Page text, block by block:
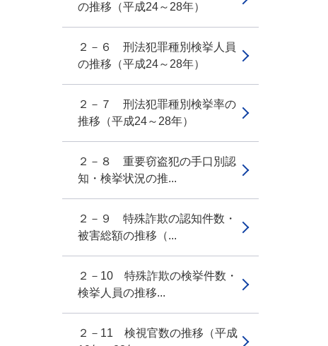
の推移（平成24～28年）
２－６ 刑法犯罪種別検挙人員
の推移（平成24～28年）
２－７ 刑法犯罪種別検挙率の
推移（平成24～28年）
２－８ 重要窃盗犯の手口別認
知・検挙状況の推...
２－９ 特殊詐欺の認知件数・
被害総額の推移（...
２－10 特殊詐欺の検挙件数・
検挙人員の推移...
２－11 検視官数の推移（平成